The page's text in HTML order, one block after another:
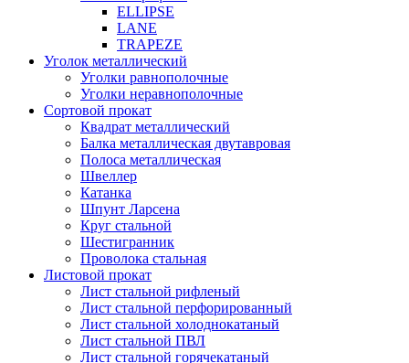
ELLIPSE
LАNE
TRAPEZE
Уголок металлический
Уголки равнополочные
Уголки неравнополочные
Сортовой прокат
Квадрат металлический
Балка металлическая двутавровая
Полоса металлическая
Швеллер
Катанка
Шпунт Ларсена
Круг стальной
Шестигранник
Проволока стальная
Листовой прокат
Лист стальной рифленый
Лист стальной перфорированный
Лист стальной холоднокатаный
Лист стальной ПВЛ
Лист стальной горячекатаный